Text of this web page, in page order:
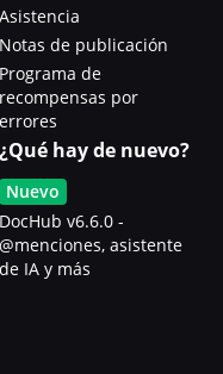
Asistencia
Notas de publicación
Programa de
recompensas por
errores
¿Qué hay de nuevo?
Nuevo
DocHub v6.6.0 -
@menciones, asistente
de IA y más